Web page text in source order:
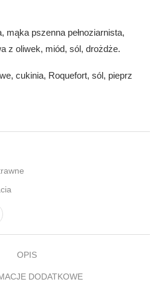
mąka pszenna pełnoziarnista,
z oliwek, miód, sól, drożdże.
cukinia, Roquefort, sól, pieprz
OPIS
DODATKOWE